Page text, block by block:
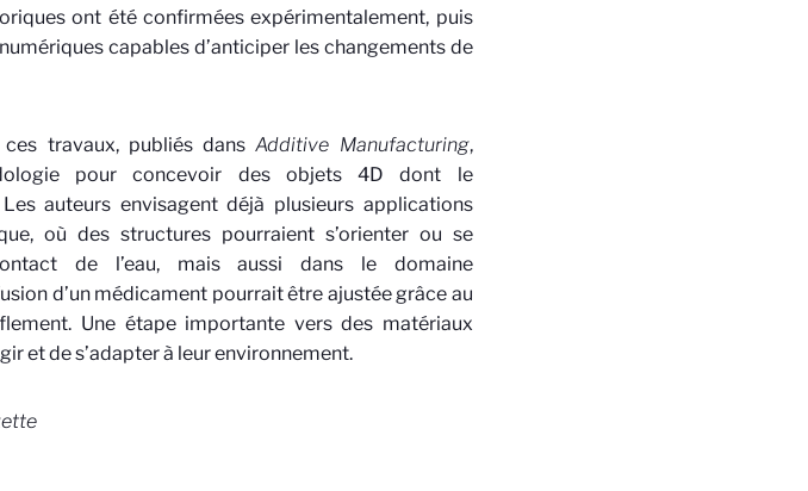
ont été confirmées expérimentalement, puis
capables d’anticiper les changements de
ces travaux, publiés dansAdditive Manufacturing,
pour concevoir des objets 4D dont le
auteurs envisagent déjà plusieurs applications
où des structures pourraient s’orienter ou se
de l’eau, mais aussi dans le domaine
d’un médicament pourrait être ajustée grâce au
Une étape importante vers des matériaux
et de s’adapter à leur environnement.